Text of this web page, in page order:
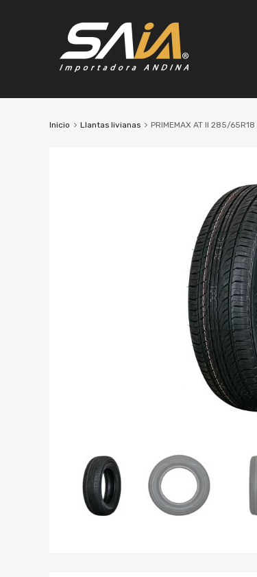
Inicio Llantas livianas PRIMEMAX AT II 285/65R18